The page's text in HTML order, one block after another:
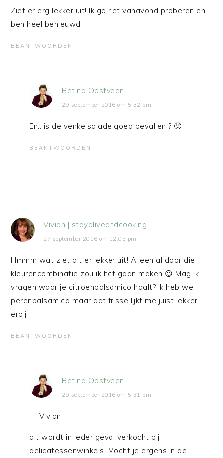
Ziet er erg lekker uit! Ik ga het vanavond proberen en
ben heel benieuwd
BEANTWOORDEN
Betina Oostveen
29 september 2016 om 5:32 pm
En.. is de venkelsalade goed bevallen ? 🙂
BEANTWOORDEN
Vivian | stayaliveandcooking
27 september 2016 om 12:05 pm
Hmmm wat ziet dit er lekker uit! Alleen al door die
kleurencombinatie zou ik het gaan maken 😉 Mag ik
vragen waar je citroenbalsamico haalt? Ik heb wel
perenbalsamico maar dat frisse lijkt me juist lekker
erbij.
BEANTWOORDEN
Betina Oostveen
29 september 2016 om 5:31 pm
Hi Vivian,
dit wordt in ieder geval verkocht bij
delicatessenwinkels. Mocht je ergens in de